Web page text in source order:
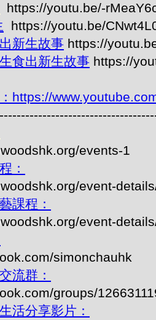
https://youtu.be/-
https://youtu.be/
新生故事 https://
食出新生故事 https://
https://
events-1
：
event-
課程：
event-
simonchauhk
流群：
groups/
活分享影片：